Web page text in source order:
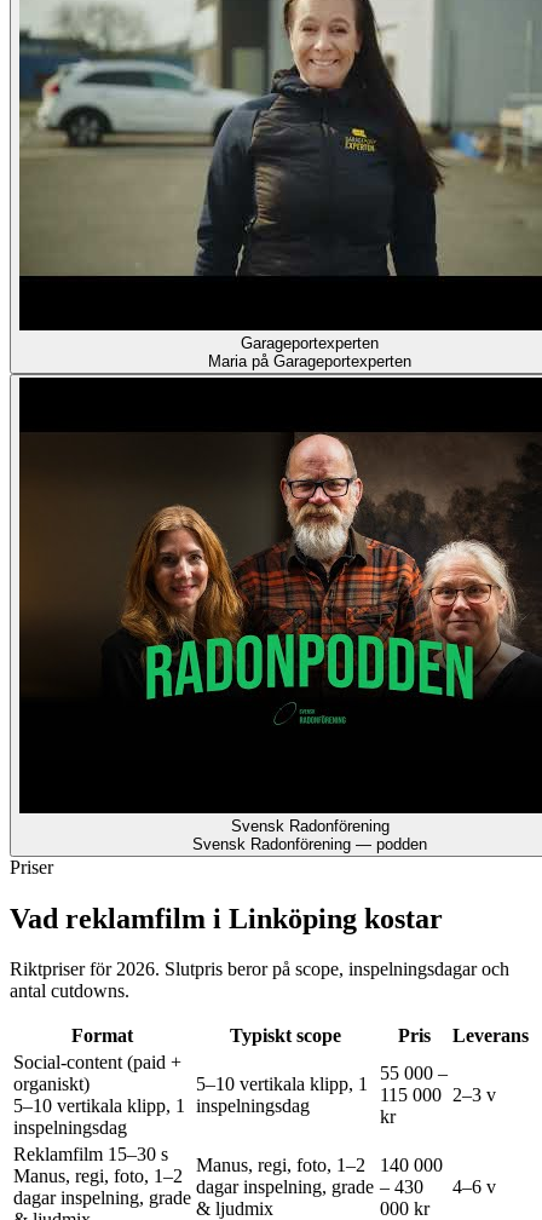
Garageportexperten
Maria på Garageportexperten
Svensk Radonförening
Svensk Radonförening — podden
Priser
Vad reklamfilm i Linköping kostar
Riktpriser för 2026. Slutpris beror på scope, inspelningsdagar och
antal cutdowns.
Format Typiskt scope Pris
Leverans
Social-content (paid +
organiskt)
5–10 vertikala klipp, 1
inspelningsdag
5–10 vertikala klipp, 1
inspelningsdag
55 000 –
115 000
kr
2–3 v
Reklamfilm 15–30 s
Manus, regi, foto, 1–2
dagar inspelning, grade
Manus, regi, foto, 1–2
dagar inspelning, grade
& ljudmix
140 000
– 430
000 kr
4–6 v